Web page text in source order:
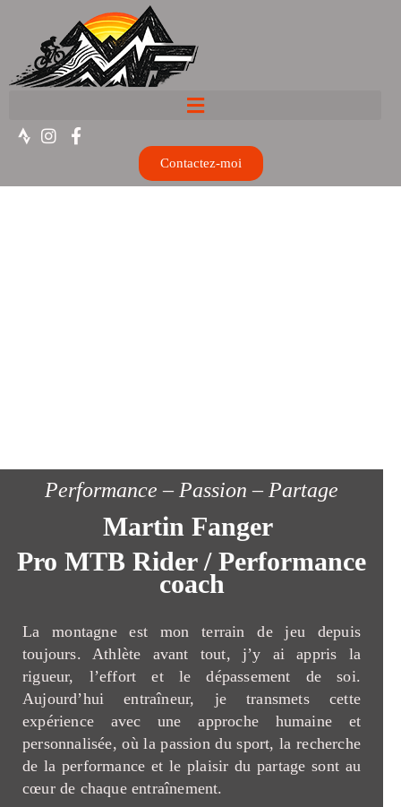
Contactez-moi
Performance – Passion – Partage
Martin Fanger
Pro MTB Rider / Performance
coach
La montagne est mon terrain de jeu depuis
toujours. Athlète avant tout, j’y ai appris la
rigueur, l’effort et le dépassement de soi.
Aujourd’hui entraîneur, je transmets cette
expérience avec une approche humaine et
personnalisée, où la passion du sport, la recherche
de la performance et le plaisir du partage sont au
cœur de chaque entraînement.